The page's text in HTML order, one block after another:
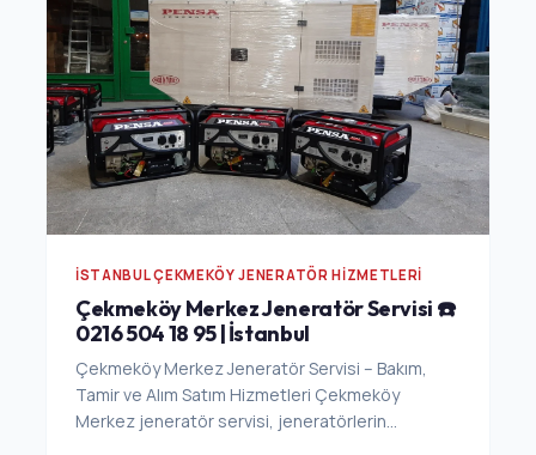
İSTANBUL ÇEKMEKÖY JENERATÖR HIZMETLERI
Çekmeköy Merkez Jeneratör Servisi ☎️
0216 504 18 95 | İstanbul
Çekmeköy Merkez Jeneratör Servisi – Bakım,
Tamir ve Alım Satım Hizmetleri Çekmeköy
Merkez jeneratör servisi, jeneratörlerin...